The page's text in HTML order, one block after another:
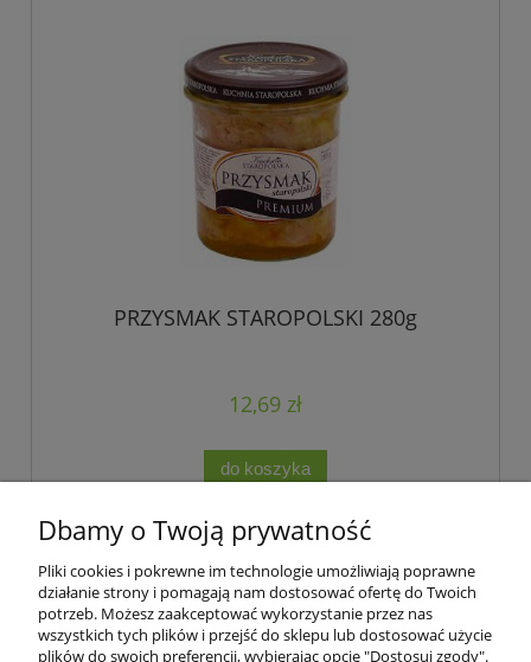
PRZYSMAK STAROPOLSKI 280g
12,69 zł
do koszyka
Podmiotem świadczącym obsługę płatności online jest Blue Media
S.A.
Dbamy o Twoją prywatność
Pliki cookies i pokrewne im technologie umożliwiają poprawne
działanie strony i pomagają nam dostosować ofertę do Twoich
potrzeb. Możesz zaakceptować wykorzystanie przez nas
wszystkich tych plików i przejść do sklepu lub dostosować użycie
plików do swoich preferencji, wybierając opcję "Dostosuj zgody".